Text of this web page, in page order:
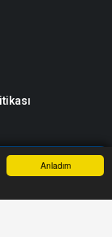
Anladım
İhbar Hattı Menu